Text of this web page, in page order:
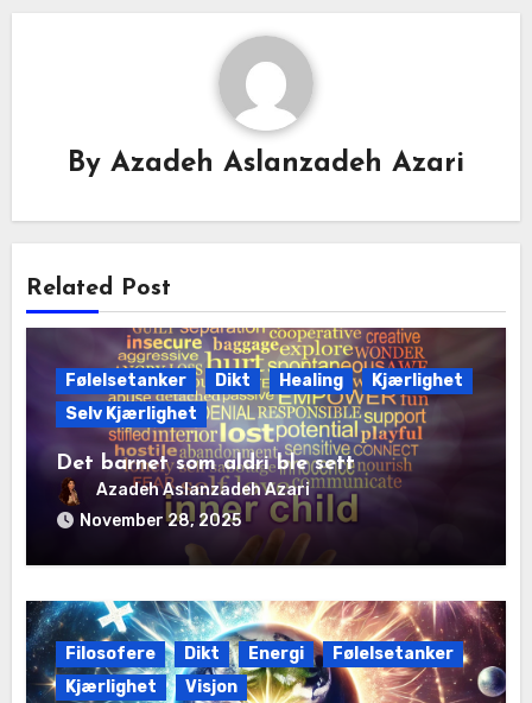
By Azadeh Aslanzadeh Azari
Related Post
Følelsetanker Dikt Healing
Kjærlighet
Selv Kjærlighet
Det barnet som aldri ble sett
Azadeh Aslanzadeh Azari
November 28, 2025
Filosofere Dikt Energi
Følelsetanker
Kjærlighet
Visjon